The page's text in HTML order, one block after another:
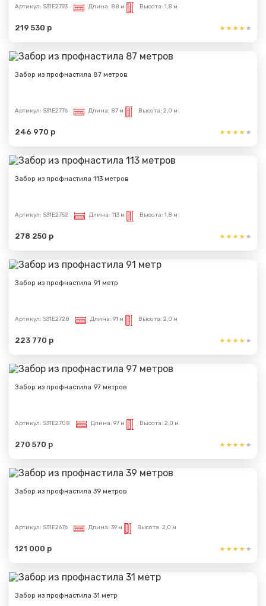
Артикул: S31E2793 Длина: 88 м Высота: 1,8 м
219 530 р
Забор из профнастила 87 метров
Артикул: S31E2776 Длина: 87 м Высота: 2,0 м
246 970 р
Забор из профнастила 113 метров
Артикул: S31E2752 Длина: 113 м Высота: 1,8 м
278 250 р
Забор из профнастила 91 метр
Артикул: S31E2728 Длина: 91 м Высота: 2,0 м
223 770 р
Забор из профнастила 97 метров
Артикул: S31E2708 Длина: 97 м Высота: 2,0 м
270 570 р
Забор из профнастила 39 метров
Артикул: S31E2676 Длина: 39 м Высота: 2,0 м
121 000 р
Забор из профнастила 31 метр